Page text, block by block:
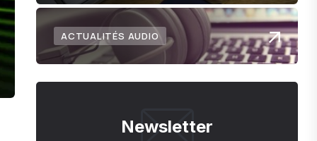
ACTUALITÉS AUDIO
Newsletter